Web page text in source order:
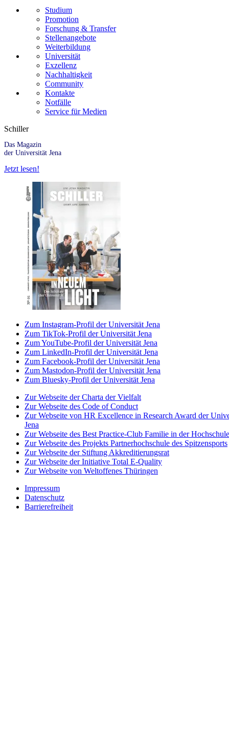
Studium
Promotion
Forschung & Transfer
Stellenangebote
Weiterbildung
Universität
Exzellenz
Nachhaltigkeit
Community
Kontakte
Notfälle
Service für Medien
Schiller
Das Magazin
der Universität Jena
Jetzt lesen!
Zum Instagram-Profil der Universität Jena
Zum TikTok-Profil der Universität Jena
Zum YouTube-Profil der Universität Jena
Zum LinkedIn-Profil der Universität Jena
Zum Facebook-Profil der Universität Jena
Zum Mastodon-Profil der Universität Jena
Zum Bluesky-Profil der Universität Jena
Zur Webseite der Charta der Vielfalt
Zur Webseite des Code of Conduct
Zur Webseite von HR Excellence in Research Award der
Jena
Zur Webseite des Best Practice-Club Familie in der Hochschule
Zur Webseite des Projekts Partnerhochschule des Spitzensports
Zur Webseite der Stiftung Akkreditierungsrat
Zur Webseite der Initiative Total E-Quality
Zur Webseite von Weltoffenes Thüringen
Impressum
Datenschutz
Barrierefreiheit